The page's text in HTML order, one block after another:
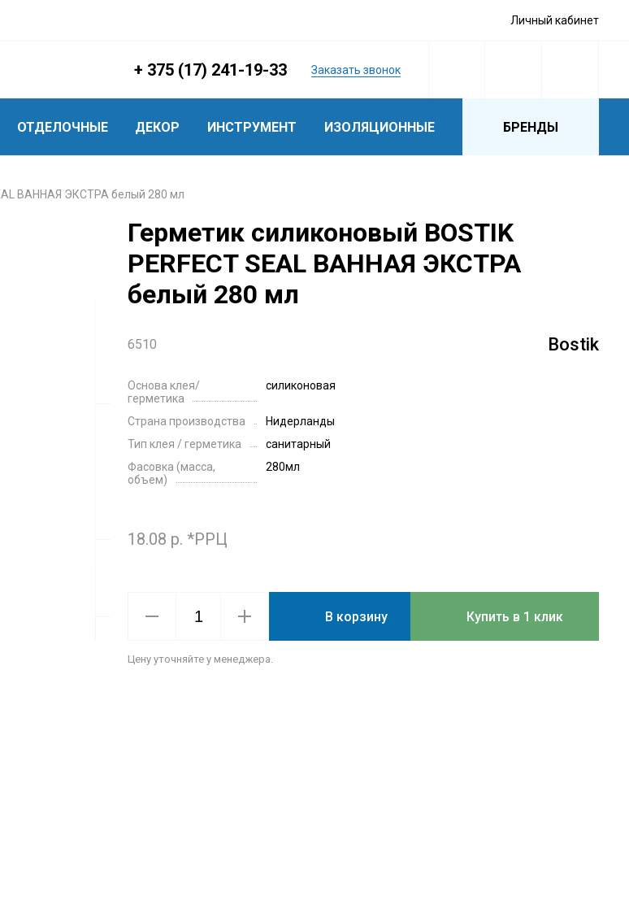
Личный кабинет
+ 375 (17) 241-19-33 Заказать звонок
ОТДЕЛОЧНЫЕ ДЕКОР ИНСТРУМЕНТ ИЗОЛЯЦИОННЫЕ БРЕНДЫ
ВАННАЯ ЭКСТРА белый 280 мл
Герметик силиконовый BOSTIK
PERFECT SEAL ВАННАЯ ЭКСТРА
белый 280 мл
6510 Bostik
Основа клея/
герметика
силиконовая
Страна производства
Нидерланды
Тип клея / герметика
санитарный
Фасовка (масса,
объем)
280мл
18.08 р. *РРЦ
В корзину Купить в 1 клик
Цену уточняйте у менеджера.